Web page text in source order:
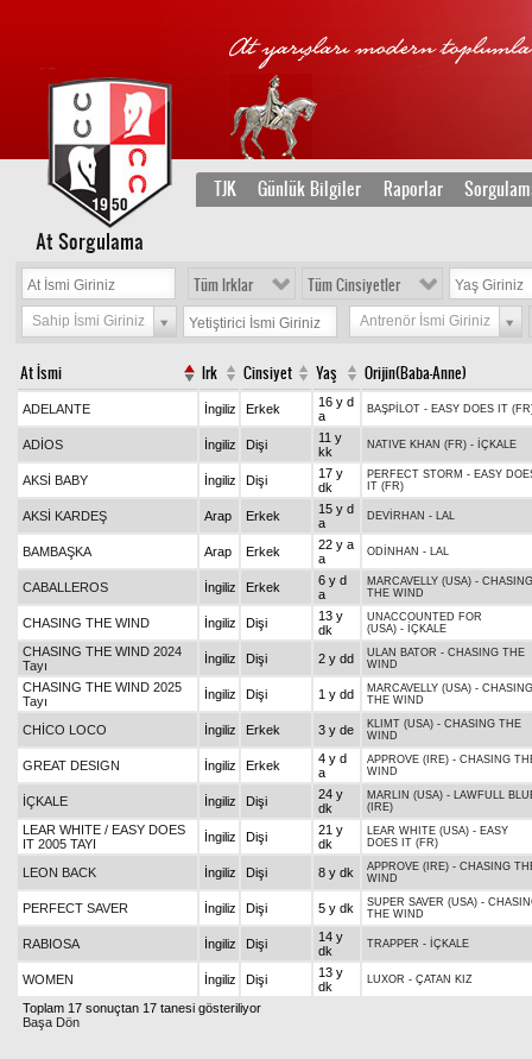
TJK Günlük Bilgiler Raporlar
At Sorgulama
Tüm Irklar Tüm Cinsiyetler
Sahip İsmi Giriniz Antrenör İsmi Giriniz
At İsmi Irk Cinsiyet Yaş Orijin(Baba-Anne)
ADELANTE İngiliz Erkek
16 y d
a
BAŞPİLOT - EASY DOES IT
ADİOS İngiliz Dişi
11 y
kk
NATIVE KHAN (FR) - İÇKALE
AKSİ BABY İngiliz Dişi
17 y
dk
PERFECT STORM - EASY
IT (FR)
AKSİ KARDEŞ Arap Erkek
15 y d
a
DEVİRHAN - LAL
BAMBAŞKA Arap Erkek
22 y a
a
ODİNHAN - LAL
CABALLEROS İngiliz Erkek
6 y d
a
MARCAVELLY (USA) - CHASING
THE WIND
CHASING THE WIND İngiliz Dişi
13 y
dk
UNACCOUNTED FOR
(USA) - İÇKALE
CHASING THE WIND 2024
Tayı
İngiliz Dişi 2 y dd ULAN BATOR - CHASING THE
WIND
CHASING THE WIND 2025
Tayı
İngiliz Dişi 1 y dd MARCAVELLY (USA) - CHASING
THE WIND
CHİCO LOCO İngiliz Erkek 3 y de KLIMT (USA) - CHASING THE
WIND
GREAT DESIGN İngiliz Erkek
4 y d
a
APPROVE (IRE) - CHASING
WIND
İÇKALE İngiliz Dişi
24 y
dk
MARLIN (USA) - LAWFULL
(IRE)
LEAR WHITE / EASY DOES
IT 2005 TAYI
İngiliz Dişi
21 y
dk
LEAR WHITE (USA) - EASY
DOES IT (FR)
LEON BACK İngiliz Dişi 8 y dk APPROVE (IRE) - CHASING
WIND
PERFECT SAVER İngiliz Dişi 5 y dk SUPER SAVER (USA) -
THE WIND
RABIOSA İngiliz Dişi
14 y
dk
TRAPPER - İÇKALE
WOMEN İngiliz Dişi
13 y
dk
LUXOR - ÇATAN KIZ
Toplam 17 sonuçtan 17 tanesi gösteriliyor
Başa Dön